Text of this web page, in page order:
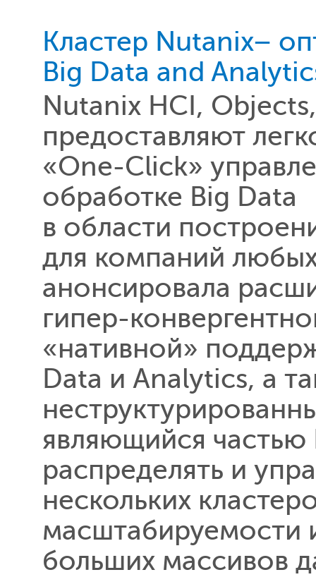
Кластер Nutanix–
Big Data and
Nutanix HCI,
предоставляют
«One-Click»
обработке Big
в области
для компаний
анонсировала
гипер-
«нативной»
Data и Analytics, а
являющийся частью
распределять и
нескольких
масштабируемости
больших массивов